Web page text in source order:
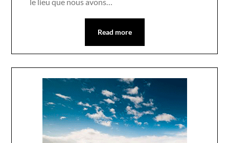
Read more